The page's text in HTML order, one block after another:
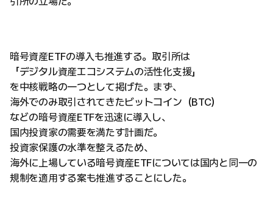
暗号資産ETFの導入も推進する。取引所は
「デジタル資産エコシステムの活性化支援」
を中核戦略の一つとして掲げた。まず、
海外でのみ取引されてきたビットコイン（BTC）
などの暗号資産ETFを迅速に導入し、
国内投資家の需要を満たす計画だ。
投資家保護の水準を整えるため、
海外に上場している暗号資産ETFについては国内と同一の
規制を適用する案も推進することにした。